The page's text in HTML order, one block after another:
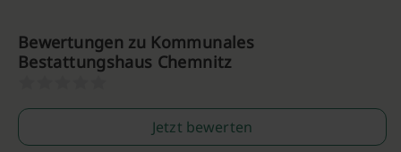
Bewertungen zu Kommunales
Bestattungshaus Chemnitz
Jetzt bewerten